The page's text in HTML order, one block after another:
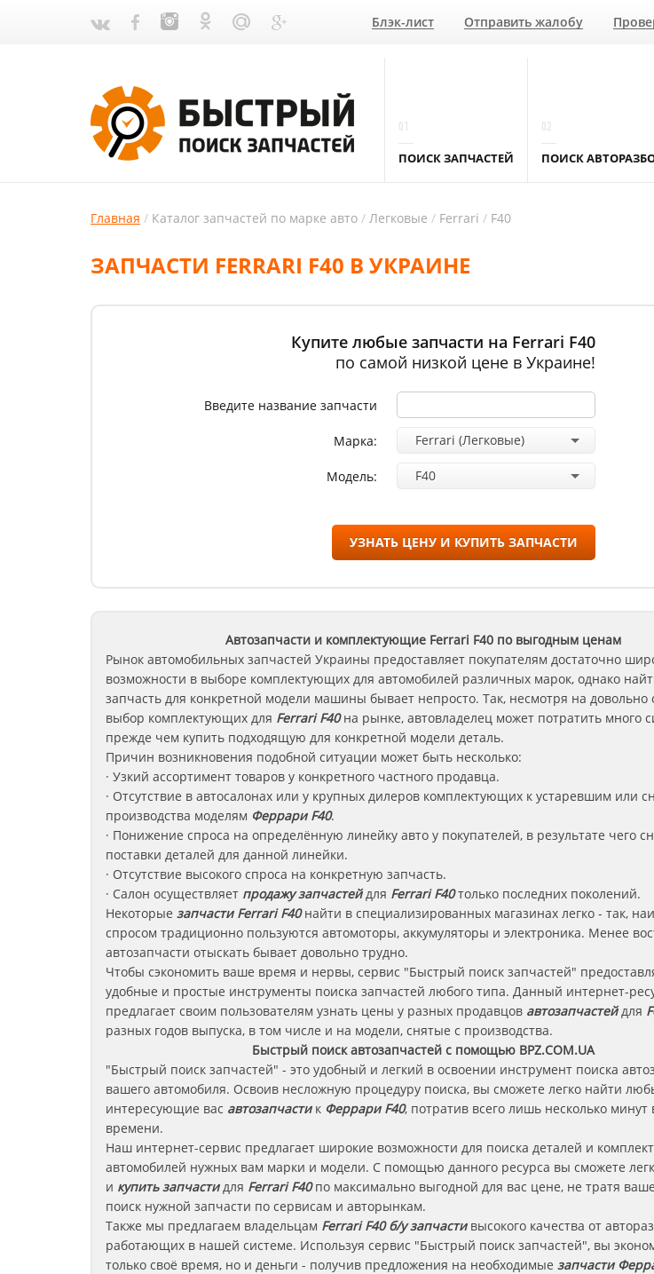
Блэк-лист Отправить жалобу
ПОИСК ЗАПЧАСТЕЙ ПОИСК
Главная Каталог запчастей по марке авто Легковые Ferrari F40
ЗАПЧАСТИ FERRARI F40 В УКРАИНЕ
Купите любые запчасти на Ferrari F40
по самой низкой цене в Украине!
Введите название запчасти
Марка: Ferrari (Легковые)
Модель: F40
УЗНАТЬ ЦЕНУ И КУПИТЬ ЗАПЧАСТИ
Автозапчасти и комплектующие Ferrari F40 по выгодным ценам
Рынок автомобильных запчастей Украины предоставляет покупателям достаточно
возможности в выборе комплектующих для автомобилей различных марок, однако
запчасть для конкретной модели машины бывает непросто. Так, несмотря на
выбор комплектующих для Ferrari F40на рынке, автовладелец может потратить много
прежде чем купить подходящую для конкретной модели деталь.
Причин возникновения подобной ситуации может быть несколько:
· Узкий ассортимент товаров у конкретного частного продавца.
· Отсутствие в автосалонах или у крупных дилеров комплектующих к устаревшим или
производства моделям ФеррариF40.
· Понижение спроса на определённую линейку авто у покупателей, в результате чего
поставки деталей для данной линейки.
· Отсутствие высокого спроса на конкретную запчасть.
· Салон осуществляет продажу запчастейдля Ferrari F40только последних поколений.
Некоторые запчасти Ferrari F40найти в специализированных магазинах легко - так,
спросом традиционно пользуются автомоторы, аккумуляторы и электроника. Менее
автозапчасти отыскать бывает довольно трудно.
Чтобы сэкономить ваше время и нервы, сервис "Быстрый поиск запчастей"
удобные и простые инструменты поиска запчастей любого типа. Данный интернет-
предлагает своим пользователям узнать цены у разных продавцов автозапчастейдля
разных годов выпуска, в том числе и на модели, снятые с производства.
Быстрый поиск автозапчастей с помощью BPZ.COM.UA
"Быстрый поиск запчастей" - это удобный и легкий в освоении инструмент поиска
вашего автомобиля. Освоив несложную процедуру поиска, вы сможете легко найти
интересующие вас автозапчастик Феррари F40, потратив всего лишь несколько минут
времени.
Наш интернет-сервис предлагает широкие возможности для поиска деталей и
автомобилей нужных вам марки и модели. С помощью данного ресурса вы сможете
и купить запчастидля Ferrari F40по максимально выгодной для вас цене, не тратя
поиск нужной запчасти по сервисам и авторынкам.
Также мы предлагаем владельцам Ferrari F40б/у запчастивысокого качества от
работающих в нашей системе. Используя сервис "Быстрый поиск запчастей", вы
только своё время, но и деньги - получив предложения на необходимые запчасти